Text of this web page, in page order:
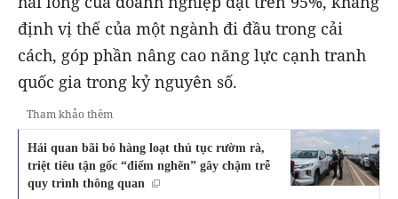
định vị thế của một ngành đi đầu trong cải
cách, góp phần nâng cao năng lực cạnh tranh
quốc gia trong kỷ nguyên số.
Tham khảo thêm
Hải quan bãi bỏ hàng loạt thủ tục rườm rà,
triệt tiêu tận gốc “điểm nghẽn” gây chậm trễ
quy trình thông quan